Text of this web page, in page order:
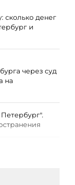
денег
и
через суд
на